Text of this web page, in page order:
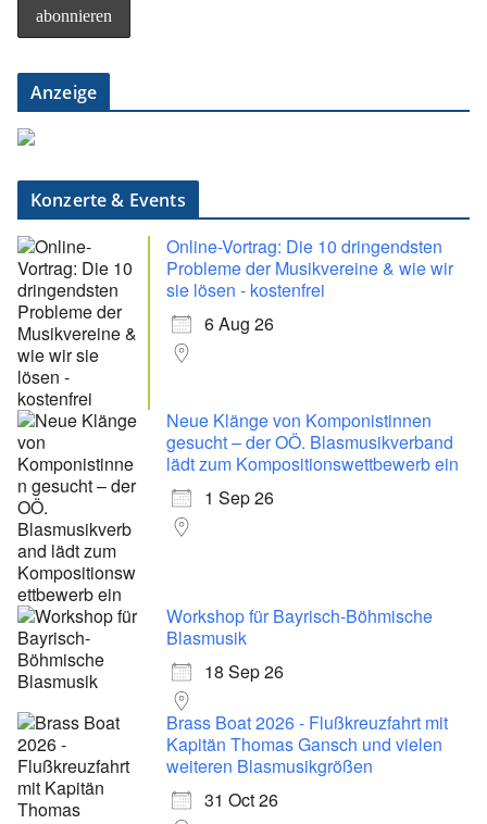
Anzeige
Konzerte & Events
Online-Vortrag: Die 10 dringendsten
Probleme der Musikvereine & wie wir
sie lösen - kostenfrei
6 Aug 26
Neue Klänge von Komponistinnen
gesucht – der OÖ. Blasmusikverband
lädt zum Kompositionswettbewerb ein
1 Sep 26
Workshop für Bayrisch-Böhmische
Blasmusik
18 Sep 26
Brass Boat 2026 - Flußkreuzfahrt mit
Kapitän Thomas Gansch und vielen
weiteren Blasmusikgrößen
31 Oct 26